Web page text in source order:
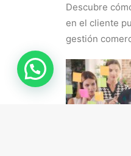
Descubre
en el cliente
gestión